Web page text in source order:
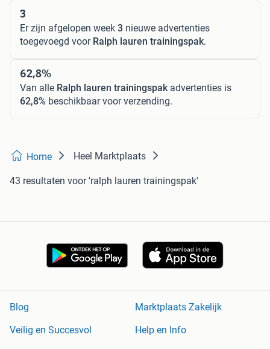
3
Er zijn afgelopen week 3 nieuwe advertenties
toegevoegd voor Ralph lauren trainingspak.
62,8%
Van alle Ralph lauren trainingspakadvertenties is
62,8% beschikbaar voor verzending.
Home Heel Marktplaats
43 resultaten voor 'ralph lauren trainingspak'
Blog
Marktplaats Zakelijk
Veilig en Succesvol
Help en Info